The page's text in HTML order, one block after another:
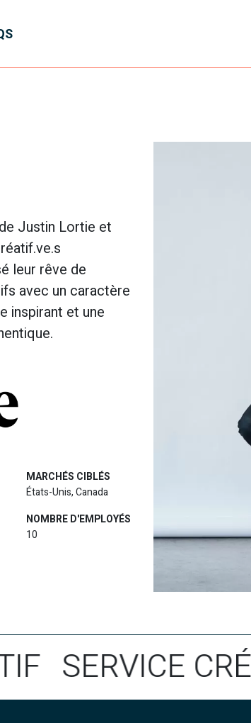
Justin Lortie et
leur rêve de
avec un caractère
inspirant et une
MARCHÉS CIBLÉS
États-Unis, Canada
NOMBRE D'EMPLOYÉS
10
CRÉATIF